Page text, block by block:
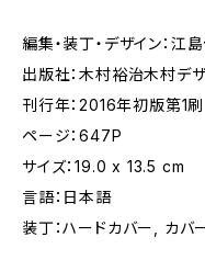
編集・装丁・デザイン：江
出版社：木村裕治木村デ
刊行年：2016年初版第1刷
ページ：647P
サイズ：19.0 x 13.5 cm
言語：日本語
装丁：ハードカバー, カバ